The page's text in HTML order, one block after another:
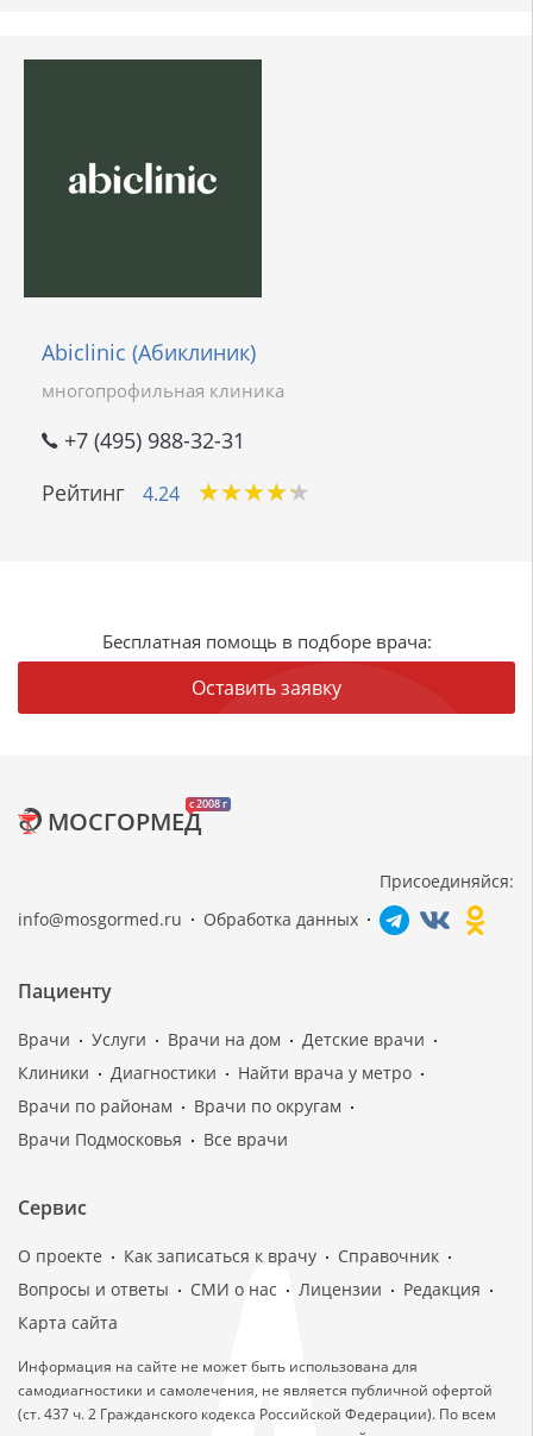
Abiclinic (Абиклиник)
многопрофильная клиника
+7 (495) 988-32-31
Рейтинг
4.24 ★★★★★
★★★★★
Бесплатная помощь в подборе врача:
Оставить заявку
c 2008 г
МОСГОРМЕД
info@mosgormed.ru Обработка данных
Присоединяйся:
Пациенту
Врачи Услуги Врачи на дом
Детские врачи
Клиники
Диагностики
Найти врача у метро
Врачи по районам
Врачи по округам
Врачи Подмосковья
Все врачи
Сервис
О проекте Как записаться к врачу
Справочник
Вопросы и ответы
СМИ о нас Лицензии
Редакция
Карта сайта
Информация на сайте не может быть использована для
самодиагностики и самолечения, не является публичной офертой
(ст. 437 ч. 2 Гражданского кодекса Российской Федерации). По всем